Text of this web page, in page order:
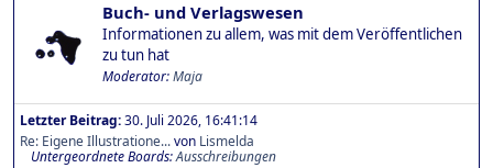
Buch- und Verlagswesen
Informationen zu allem, was mit dem Veröffentlichen
zu tun hat
Moderator:Maja
Letzter Beitrag:30. Juli 2026, 16:41:14
Re: Eigene Illustratione...von Lismelda
Untergeordnete Boards Ausschreibungen